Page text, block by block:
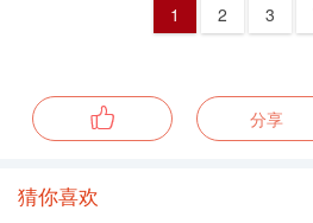
1 2 3
分享
猜你喜欢